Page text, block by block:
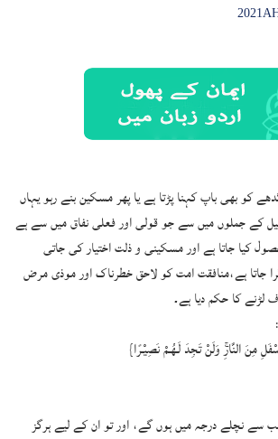
کو بھی باپ کہنا پڑتا ہے یا پھر مسکین بنے رہو یہاں
کے جملوں میں سے جو قولی اور فعلی نفاق میں سے ہے
کیا جاتا ہے اور مسکینی و ذلت اختیار کی جاتی
جاتا ہے،منافقت امت کو لاحق خطرناک اور موذی مرض
کا حکم دیا ہے۔
مِنَ النَّارِۚ وَلَنْ تَجِدَ لَـهُـمْ نَصِيْـرًا}
نچلے درجہ میں ہوں گے، اور تو ان کے لیے ہرگز